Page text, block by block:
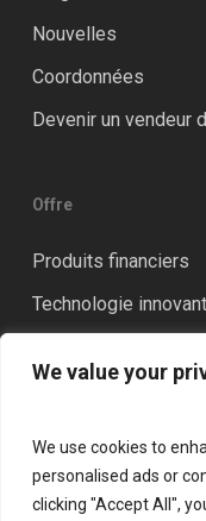
We value your
We use cookies to
personalised ads or
clicking "Accept All",
Nouvelles
Coordonnées
Devenir un vendeur
Offre
Produits financiers
Technologie
Formation et